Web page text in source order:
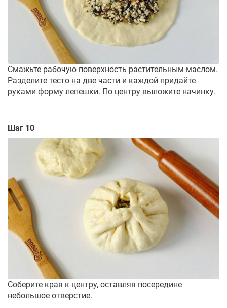
Смажьте рабочую поверхность растительным маслом.
Разделите тесто на две части и каждой придайте
руками форму лепешки. По центру выложите начинку.
Шаг 10
Соберите края к центру, оставляя посередине
небольшое отверстие.